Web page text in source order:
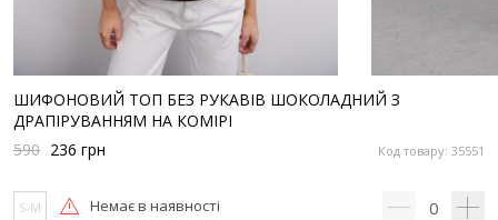
ШИФОНОВИЙ ТОП БЕЗ РУКАВІВ ШОКОЛАДНИЙ З
ДРАПІРУВАННЯМ НА КОМІРІ
Код товару: 35551
590 236 грн
S-M Немає в наявності 0